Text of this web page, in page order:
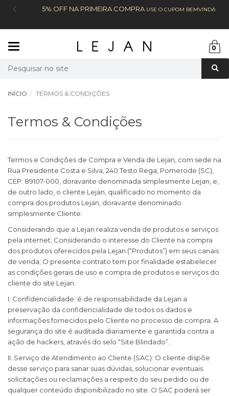
5% OFF NA PRIMEIRA COMPRAUSE O CUPOM BEMVINDA
0
INÍCIO TERMOS & CONDIÇÕES
Termos & Condições
Termos e Condições de Compra e Venda de Lejan, com sede na
Rua Presidente Costa e Silva, 240 Testo Rega, Pomerode (SC),
CEP: 89107-000, doravante denominada simplesmente Lejan, e,
de outro lado, o cliente Lejan, qualificado no momento da
compra dos produtos Lejan, doravante denominado
simplesmente Cliente.
Considerando que a Lejan realiza venda de produtos e serviços
pela internet; Considerando o interesse do Cliente na compra
dos produtos oferecidos pela Lejan (“Produtos”) em seus canais
de venda; O presente contrato tem por finalidade estabelecer
as condições gerais de uso e compra de produtos e serviços do
cliente do site Lejan.
I. Confidencialidade: é de responsabilidade da Lejan a
preservação da confidencialidade de todos os dados e
informações fornecidos pelo Cliente no processo de compra. A
segurança do site é auditada diariamente e garantida contra a
ação de hackers, através do selo “Site Blindado”.
II. Serviço de Atendimento ao Cliente (SAC): O cliente dispõe
desse serviço para sanar suas dúvidas, solucionar eventuais
solicitações ou reclamações a respeito do seu pedido ou de
qualquer conteúdo disponibilizado no site. O SAC poderá ser